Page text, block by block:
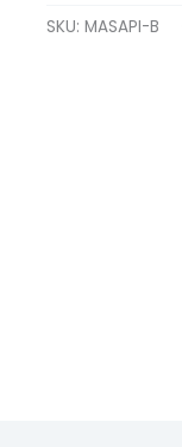
SKU: MASAPI-B